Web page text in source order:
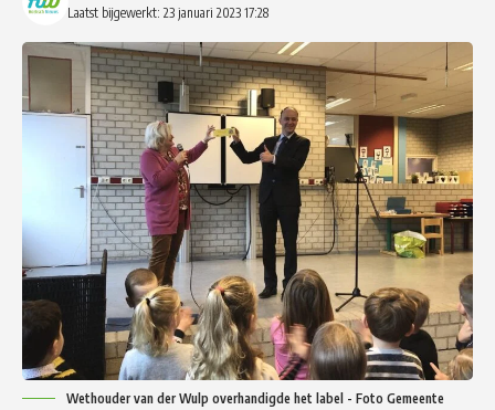
Laatst bijgewerkt: 23 januari 2023 17:28
Wethouder van der Wulp overhandigde het label - Foto Gemeente